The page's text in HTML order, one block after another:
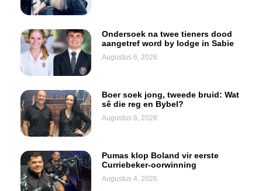
Ondersoek na twee tieners dood
aangetref word by lodge in Sabie
Augustus 6, 2026
Boer soek jong, tweede bruid: Wat
sê die reg en Bybel?
Augustus 6, 2026
Pumas klop Boland vir eerste
Curriebeker-oorwinning
Augustus 4, 2026